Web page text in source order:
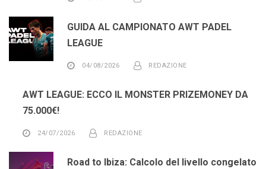
GUIDA AL CAMPIONATO AWT PADEL
LEAGUE
04/08/2026 REDAZIONE
AWT LEAGUE: ECCO IL MONSTER PRIZEMONEY DA
75.000€!
24/07/2026 REDAZIONE
Road to Ibiza: Calcolo del livello congelato